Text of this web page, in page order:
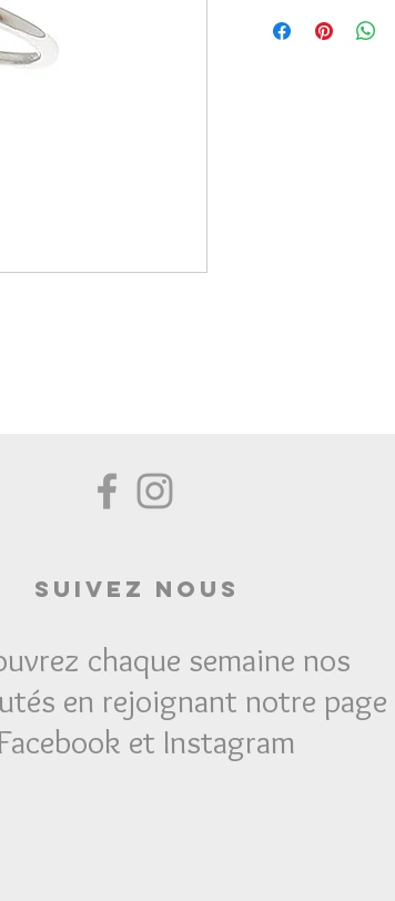
Pierre: Diamant 0.04
Suivez Nous
chaque semaine nos
en rejoignant notre page
et Instagram